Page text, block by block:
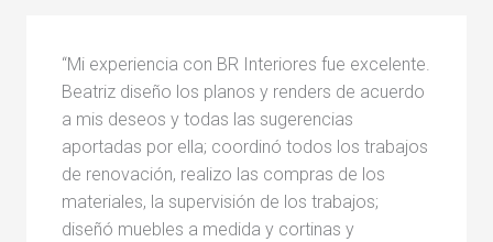
“Mi experiencia con BR Interiores fue excelente.
Beatriz diseño los planos y renders de acuerdo
a mis deseos y todas las sugerencias
aportadas por ella; coordinó todos los trabajos
de renovación, realizo las compras de los
materiales, la supervisión de los trabajos;
diseñó muebles a medida y cortinas y